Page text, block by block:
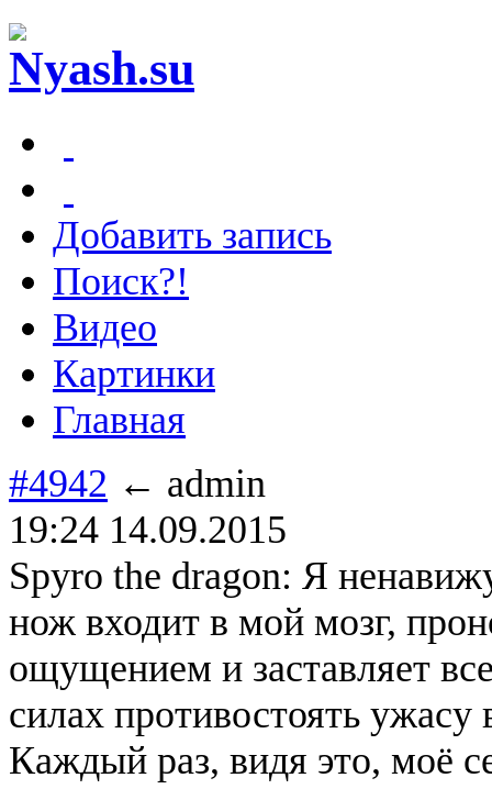
Добавить запись
Поиск?!
Видео
Картинки
Главная
#4942 ← admin
19:24 14.09.2015
Spyro the dragon: Я
нож входит в мой мозг,
ощущением и заставляет
силах противостоять
Каждый раз, видя это, моё